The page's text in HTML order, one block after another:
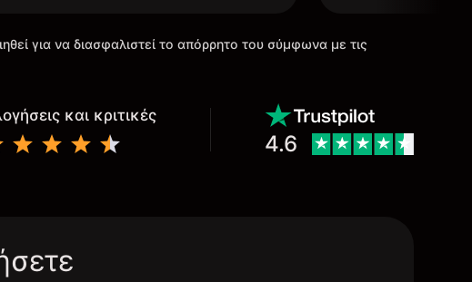
για να διασφαλιστεί το απόρρητο του σύμφωνα με τις
και κριτικές
4.6